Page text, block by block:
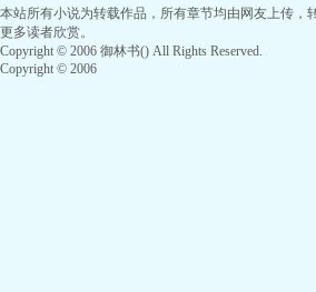
本站所有小说为转载作品，所有章节均由网友上传，
更多读者欣赏。
Copyright © 2006 御林书() All Rights Reserved.
Copyright © 2006